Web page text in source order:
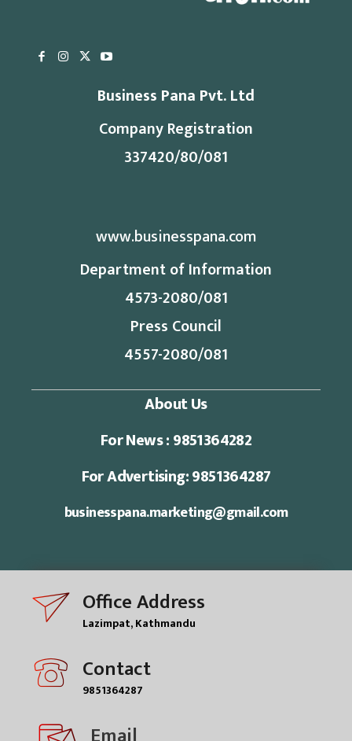
Business Pana Pvt. Ltd
Company Registration
337420/80/081
www.businesspana.com
Department of Information
4573-2080/081
Press Council
4557-2080/081
About Us
For News : 9851364282
For Advertising: 9851364287
businesspana.marketing@gmail.com
Office Address
Lazimpat, Kathmandu
Contact
9851364287